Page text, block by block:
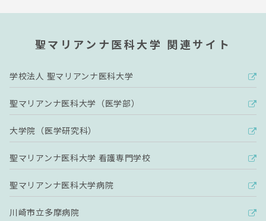
聖マリアンナ医科大学 関連サイト
学校法人 聖マリアンナ医科大学
聖マリアンナ医科大学（医学部）
大学院（医学研究科）
聖マリアンナ医科大学 看護専門学校
聖マリアンナ医科大学病院
川崎市立多摩病院